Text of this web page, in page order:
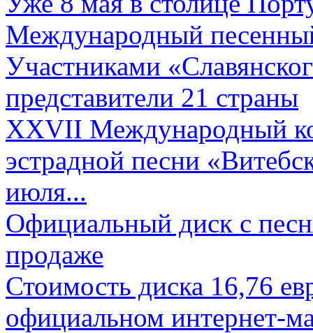
Международный
Участниками
представители 21 страны
XXVII Международный
эстрадной песни
июля...
Официальный диск с
продаже
Стоимость диска 16,76
официальном интернет-